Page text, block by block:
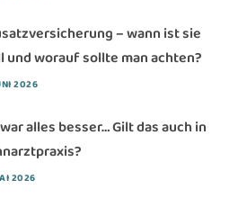
– wann ist sie
und worauf sollte man achten?
2026
alles besser… Gilt das auch in
2026